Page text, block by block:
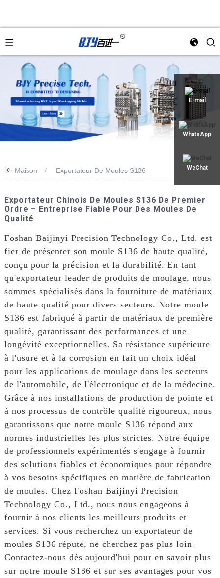
E-mail
WhatsApp
WeChat
>> Maison Exportateur De Moules S136
Exportateur Chinois De Moules S136 De Premier
Ordre – Entreprise Fiable Pour Des Moules De
Qualité
Foshan Baijinyi Precision Technology Co., Ltd. est
fier de présenter son moule S136 de haute qualité,
conçu pour la précision et la durabilité. En tant
qu'exportateur leader de produits de moulage, nous
sommes spécialisés dans la fourniture de matériaux
de haute qualité pour divers secteurs. Notre moule
S136 est fabriqué à partir de matériaux de première
qualité, garantissant des performances et une
longévité exceptionnelles. Sa résistance supérieure
à l'usure et à la corrosion en fait un choix idéal
pour les applications de moulage dans les secteurs
de l'automobile, de l'électronique et de la médecine.
Grâce à nos installations de production de pointe et
à nos processus de contrôle qualité rigoureux, nous
garantissons que notre moule S136 répond aux
normes industrielles les plus strictes. Notre équipe
de professionnels expérimentés s'engage à fournir
des solutions fiables et économiques pour répondre
à vos besoins spécifiques en matière de fabrication
de moules. Chez Foshan Baijinyi Precision
Technology Co., Ltd., nous nous engageons à
fournir à nos clients les meilleurs produits et
services. Si vous recherchez un exportateur de
moules S136 réputé, ne cherchez pas plus loin.
Contactez-nous dès aujourd'hui pour en savoir plus
sur notre moule S136 et sur ses avantages pour vos